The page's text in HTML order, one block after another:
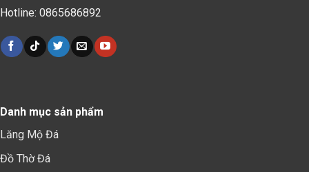
Hotline: 0865686892
Danh mục sản phẩm
Lăng Mộ Đá
Đồ Thờ Đá